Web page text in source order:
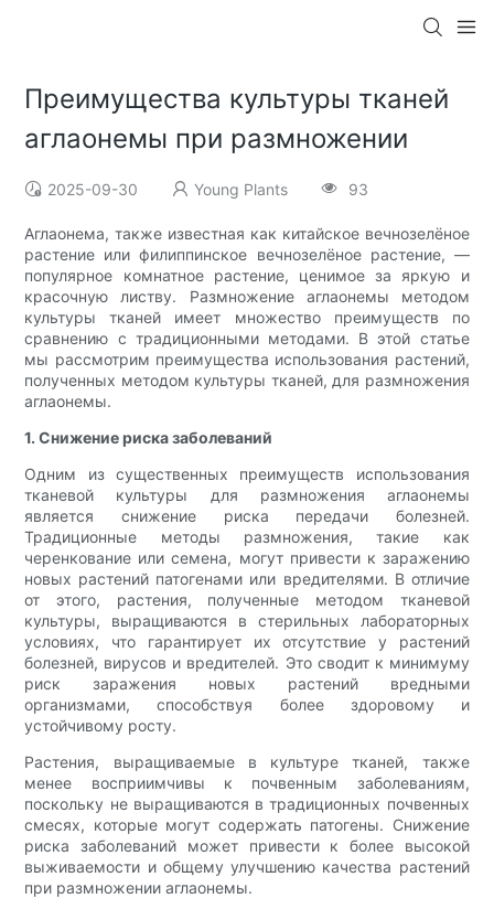
Преимущества культуры тканей
аглаонемы при размножении
2025-09-30 Young Plants 93
Аглаонема, также известная как китайское вечнозелёное
растение или филиппинское вечнозелёное растение, —
популярное комнатное растение, ценимое за яркую и
красочную листву. Размножение аглаонемы методом
культуры тканей имеет множество преимуществ по
сравнению с традиционными методами. В этой статье
мы рассмотрим преимущества использования растений,
полученных методом культуры тканей, для размножения
аглаонемы.
1. Снижение риска заболеваний
Одним из существенных преимуществ использования
тканевой культуры для размножения аглаонемы
является снижение риска передачи болезней.
Традиционные методы размножения, такие как
черенкование или семена, могут привести к заражению
новых растений патогенами или вредителями. В отличие
от этого, растения, полученные методом тканевой
культуры, выращиваются в стерильных лабораторных
условиях, что гарантирует их отсутствие у растений
болезней, вирусов и вредителей. Это сводит к минимуму
риск заражения новых растений вредными
организмами, способствуя более здоровому и
устойчивому росту.
Растения, выращиваемые в культуре тканей, также
менее восприимчивы к почвенным заболеваниям,
поскольку не выращиваются в традиционных почвенных
смесях, которые могут содержать патогены. Снижение
риска заболеваний может привести к более высокой
выживаемости и общему улучшению качества растений
при размножении аглаонемы.